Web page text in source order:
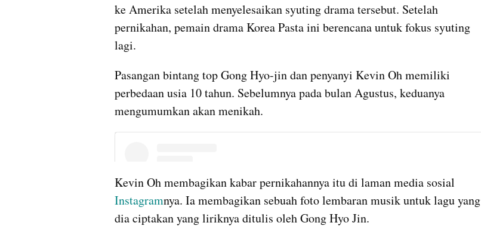
ke Amerika setelah menyelesaikan syuting drama tersebut. Setelah
pernikahan, pemain drama Korea Pasta ini berencana untuk fokus syuting
lagi.
Pasangan bintang top Gong Hyo-jin dan penyanyi Kevin Oh memiliki
perbedaan usia 10 tahun. Sebelumnya pada bulan Agustus, keduanya
mengumumkan akan menikah.
Instagramnya. Ia membagikan sebuah foto lembaran musik untuk lagu yang
dia ciptakan yang liriknya ditulis oleh Gong Hyo Jin.